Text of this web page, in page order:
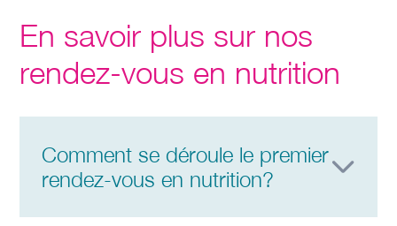
En savoir plus sur nos
rendez-vous en nutrition
Comment se déroule le premier
rendez-vous en nutrition?